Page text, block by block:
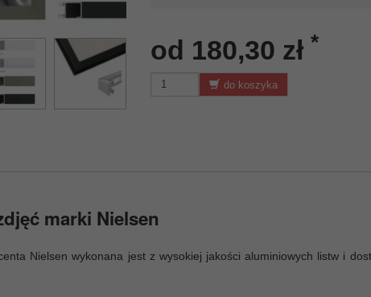
od 180,30 zł *
do koszyka
marki Nielsen
Nielsen wykonana jest z wysokiej jakości aluminiowych listw i